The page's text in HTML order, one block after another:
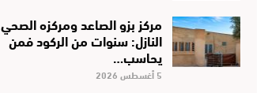
مركز بزو الصاعد ومركزه الصحي
النازل: سنوات من الركود فمن
يحاسب…
5 أغسطس 2026